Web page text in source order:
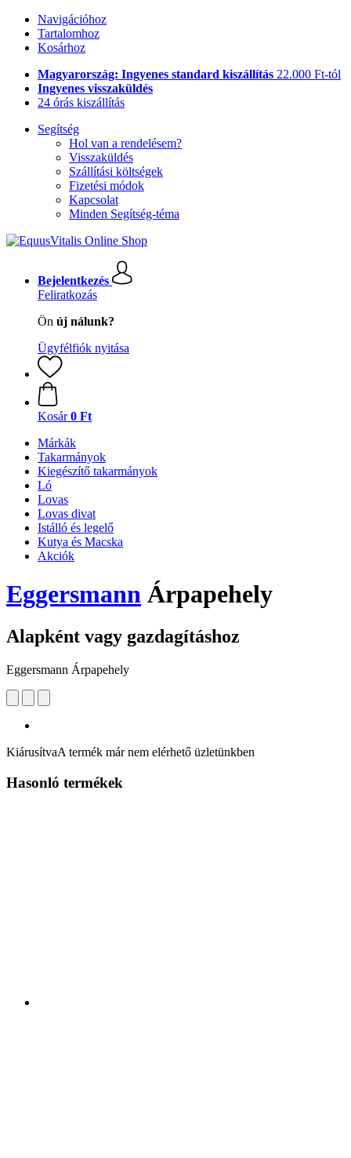
Navigációhoz
Tartalomhoz
Kosárhoz
Magyarország: Ingyenes standard kiszállítás 22.000 Ft-tól
Ingyenes visszaküldés
24 órás kiszállítás
Segítség
Hol van a rendelésem?
Visszaküldés
Szállítási költségek
Fizetési módok
Kapcsolat
Minden Segítség-téma
Bejelentkezés
Feliratkozás
Ön új nálunk?
Ügyfélfiók nyitása
Kosár 0 Ft
Márkák
Takarmányok
Kiegészítő takarmányok
Ló
Lovas
Lovas divat
Istálló és legelő
Kutya és Macska
Akciók
Eggersmann Árpapehely
Alapként vagy gazdagításhoz
Eggersmann Árpapehely
KiárusítvaA termék már nem elérhető üzletünkben
Hasonló termékek